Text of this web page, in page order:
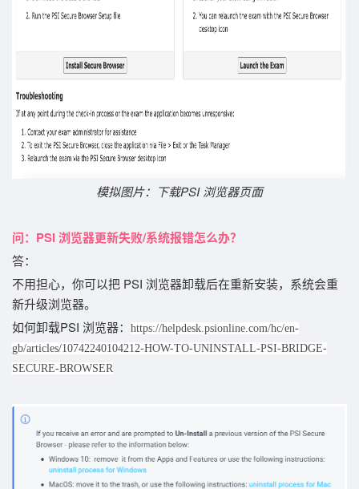
模拟图片：下载PSI 浏览器页面
问： PSI 浏览器更新失败/系统报错怎么办？
答：
不用担心，你可以把 PSI 浏览器卸载后在重新安装，系统会重
新升级浏览器。
如何卸载PSI 浏览器：
https://helpdesk.psionline.com/hc/en-
gb/articles/10742240104212-HOW-TO-UNINSTALL-PSI-BRIDGE-
SECURE-BROWSER